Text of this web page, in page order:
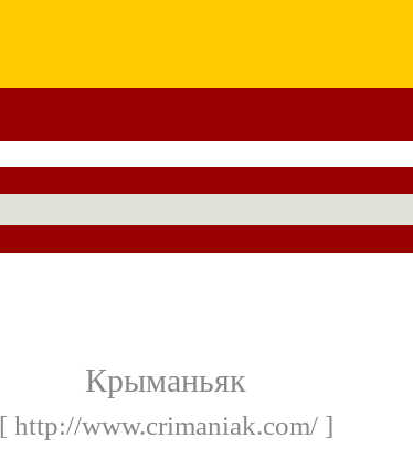
Крыманьяк
[ http://www.crimaniak.com/ ]